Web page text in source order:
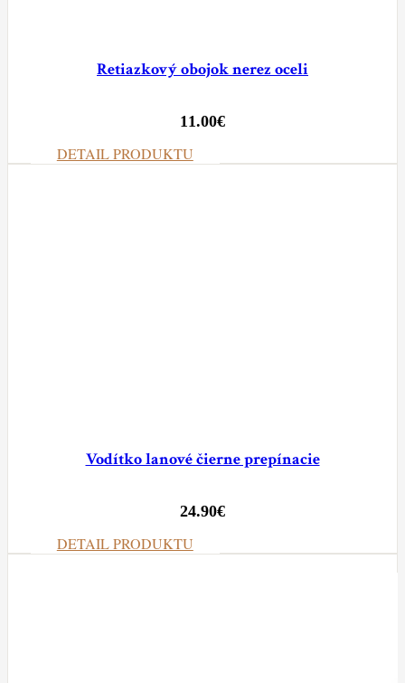
Retiazkový obojok nerez oceli
11.00€
DETAIL PRODUKTU
Vodítko lanové čierne prepínacie
24.90€
DETAIL PRODUKTU